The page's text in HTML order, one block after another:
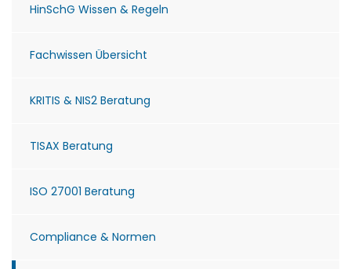
HinSchG Wissen & Regeln
Fachwissen Übersicht
KRITIS & NIS2 Beratung
TISAX Beratung
ISO 27001 Beratung
Compliance & Normen